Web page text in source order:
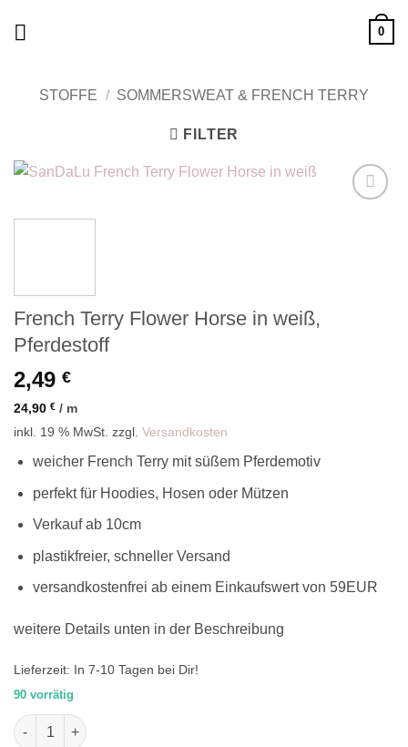
0
STOFFE / SOMMERSWEAT & FRENCH TERRY
FILTER
French Terry Flower Horse in weiß,
Pferdestoff
2,49 €
24,90 € / m
inkl. 19 % MwSt. zzgl. Versandkosten
weicher French Terry mit süßem Pferdemotiv
perfekt für Hoodies, Hosen oder Mützen
Verkauf ab 10cm
plastikfreier, schneller Versand
versandkostenfrei ab einem Einkaufswert von 59EUR
weitere Details unten in der Beschreibung
Lieferzeit: In 7-10 Tagen bei Dir!
90 vorrätig
French Terry Flower Horse in weiß, Pferdestoff Menge